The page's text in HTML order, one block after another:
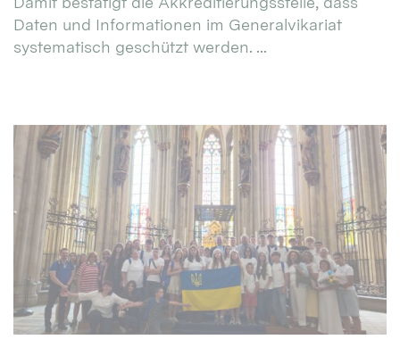
Daten und Informationen im Generalvikariat
systematisch geschützt werden. ...